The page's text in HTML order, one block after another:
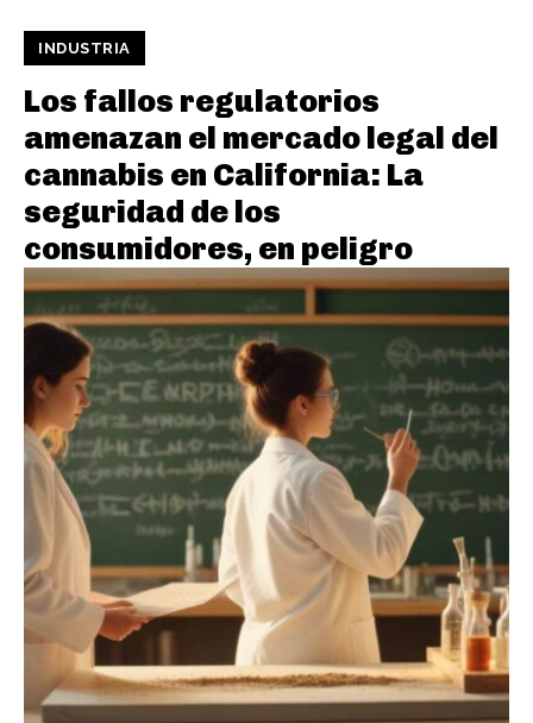
INDUSTRIA
Los fallos regulatorios
amenazan el mercado legal del
cannabis en California: La
seguridad de los
consumidores, en peligro